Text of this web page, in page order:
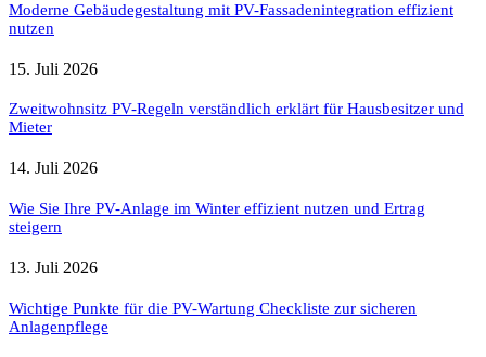
Moderne Gebäudegestaltung mit PV-Fassadenintegration effizient
nutzen
15. Juli 2026
Zweitwohnsitz PV-Regeln verständlich erklärt für Hausbesitzer und
Mieter
14. Juli 2026
Wie Sie Ihre PV-Anlage im Winter effizient nutzen und Ertrag
steigern
13. Juli 2026
Wichtige Punkte für die PV-Wartung Checkliste zur sicheren
Anlagenpflege